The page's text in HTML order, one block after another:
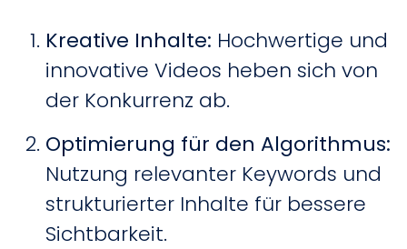
Kreative Inhalte: Hochwertige und
innovative Videos heben sich von
der Konkurrenz ab.
Optimierung für den Algorithmus:
Nutzung relevanter Keywords und
strukturierter Inhalte für bessere
Sichtbarkeit.